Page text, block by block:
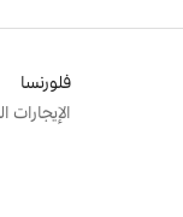
فلورنسا
الإيجارات